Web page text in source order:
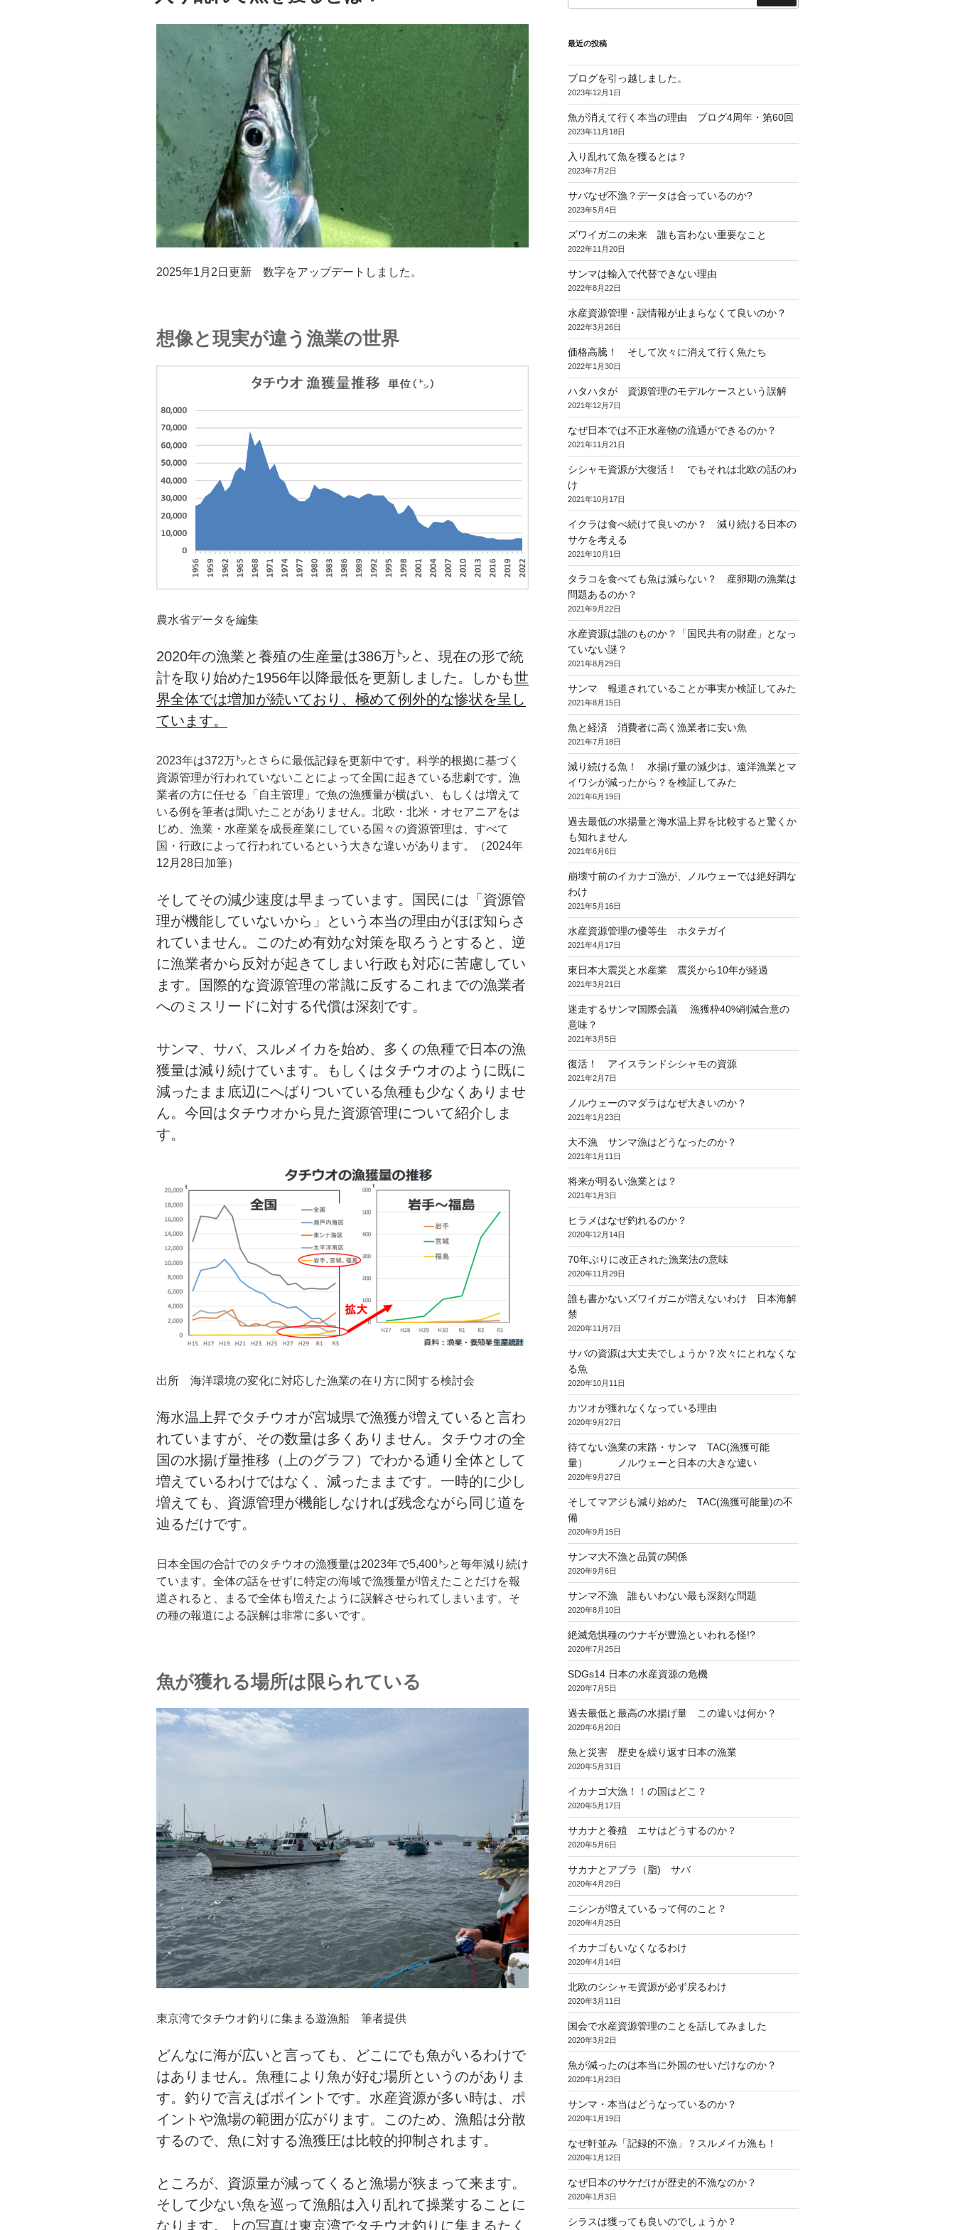
2025年1月2日更新 数字をアップデートしました。
想像と現実が違う漁業の世界
農水省データを編集
2020年の漁業と養殖の生産量は386万㌧と、現在の形で統
計を取り始めた1956年以降最低を更新しました。しかも世
界全体では増加が続いており、極めて例外的な惨状を呈し
ています。
2023年は372万㌧とさらに最低記録を更新中です。科学的根拠に基づく
資源管理が行われていないことによって全国に起きている悲劇です。漁
業者の方に任せる「自主管理」で魚の漁獲量が横ばい、もしくは増えて
いる例を筆者は聞いたことがありません。北欧・北米・オセアニアをは
じめ、漁業・水産業を成長産業にしている国々の資源管理は、すべて
国・行政によって行われているという大きな違いがあります。（2024年
12月28日加筆）
そしてその減少速度は早まっています。国民には「資源管
理が機能していないから」という本当の理由がほぼ知らさ
れていません。このため有効な対策を取ろうとすると、逆
に漁業者から反対が起きてしまい行政も対応に苦慮してい
ます。国際的な資源管理の常識に反するこれまでの漁業者
へのミスリードに対する代償は深刻です。
サンマ、サバ、スルメイカを始め、多くの魚種で日本の漁
獲量は減り続けています。もしくはタチウオのように既に
減ったまま底辺にへばりついている魚種も少なくありませ
ん。今回はタチウオから見た資源管理について紹介しま
す。
出所 海洋環境の変化に対応した漁業の在り方に関する検討会
海水温上昇でタチウオが宮城県で漁獲が増えていると言わ
れていますが、その数量は多くありません。タチウオの全
国の水揚げ量推移（上のグラフ）でわかる通り全体として
増えているわけではなく、減ったままです。一時的に少し
増えても、資源管理が機能しなければ残念ながら同じ道を
辿るだけです。
日本全国の合計でのタチウオの漁獲量は2023年で5,400㌧と毎年減り続け
ています。全体の話をせずに特定の海域で漁獲量が増えたことだけを報
道されると、まるで全体も増えたように誤解させられてしまいます。そ
の種の報道による誤解は非常に多いです。
魚が獲れる場所は限られている
東京湾でタチウオ釣りに集まる遊漁船 筆者提供
どんなに海が広いと言っても、どこにでも魚がいるわけで
はありません。魚種により魚が好む場所というのがありま
す。釣りで言えばポイントです。水産資源が多い時は、ポ
イントや漁場の範囲が広がります。このため、漁船は分散
するので、魚に対する漁獲圧は比較的抑制されます。
ところが、資源量が減ってくると漁場が狭まって来ます。
そして少ない魚を巡って漁船は入り乱れて操業することに
なります。上の写真は東京湾でタチウオ釣りに集まるたく
索
最近の投稿
ブログを引っ越しました。
2023年12月1日
魚が消えて行く本当の理由 ブログ4周年・第60回
2023年11月18日
入り乱れて魚を獲るとは？
2023年7月2日
サバなぜ不漁？データは合っているのか?
2023年5月4日
ズワイガニの未来 誰も言わない重要なこと
2022年11月20日
サンマは輸入で代替できない理由
2022年8月22日
水産資源管理・誤情報が止まらなくて良いのか？
2022年3月26日
価格高騰！ そして次々に消えて行く魚たち
2022年1月30日
ハタハタが 資源管理のモデルケースという誤解
2021年12月7日
なぜ日本では不正水産物の流通ができるのか？
2021年11月21日
シシャモ資源が大復活！ でもそれは北欧の話のわ
け
2021年10月17日
イクラは食べ続けて良いのか？ 減り続ける日本の
サケを考える
2021年10月1日
タラコを食べても魚は減らない？ 産卵期の漁業は
問題あるのか？
2021年9月22日
水産資源は誰のものか？「国民共有の財産」となっ
ていない謎？
2021年8月29日
サンマ 報道されていることが事実か検証してみた
2021年8月15日
魚と経済 消費者に高く漁業者に安い魚
2021年7月18日
減り続ける魚！ 水揚げ量の減少は、遠洋漁業とマ
イワシが減ったから？を検証してみた
2021年6月19日
過去最低の水揚量と海水温上昇を比較すると驚くか
も知れません
2021年6月6日
崩壊寸前のイカナゴ漁が、ノルウェーでは絶好調な
わけ
2021年5月16日
水産資源管理の優等生 ホタテガイ
2021年4月17日
東日本大震災と水産業 震災から10年が経過
2021年3月21日
迷走するサンマ国際会議 漁獲枠40%削減合意の
意味？
2021年3月5日
復活！ アイスランドシシャモの資源
2021年2月7日
ノルウェーのマダラはなぜ大きいのか？
2021年1月23日
大不漁 サンマ漁はどうなったのか？
2021年1月11日
将来が明るい漁業とは？
2021年1月3日
ヒラメはなぜ釣れるのか？
2020年12月14日
70年ぶりに改正された漁業法の意味
2020年11月29日
誰も書かないズワイガニが増えないわけ 日本海解
禁
2020年11月7日
サバの資源は大丈夫でしょうか？次々にとれなくな
る魚
2020年10月11日
カツオが獲れなくなっている理由
2020年9月27日
待てない漁業の末路・サンマ TAC(漁獲可能
量） ノルウェーと日本の大きな違い
2020年9月27日
そしてマアジも減り始めた TAC(漁獲可能量)の不
備
2020年9月15日
サンマ大不漁と品質の関係
2020年9月6日
サンマ不漁 誰もいわない最も深刻な問題
2020年8月10日
絶滅危惧種のウナギが豊漁といわれる怪!?
2020年7月25日
SDGs14 日本の水産資源の危機
2020年7月5日
過去最低と最高の水揚げ量 この違いは何か？
2020年6月20日
魚と災害 歴史を繰り返す日本の漁業
2020年5月31日
イカナゴ大漁！！の国はどこ？
2020年5月17日
サカナと養殖 エサはどうするのか？
2020年5月6日
サカナとアブラ（脂) サバ
2020年4月29日
ニシンが増えているって何のこと？
2020年4月25日
イカナゴもいなくなるわけ
2020年4月14日
北欧のシシャモ資源が必ず戻るわけ
2020年3月11日
国会で水産資源管理のことを話してみました
2020年3月2日
魚が減ったのは本当に外国のせいだけなのか？
2020年1月23日
サンマ・本当はどうなっているのか？
2020年1月19日
なぜ軒並み「記録的不漁」？スルメイカ漁も！
2020年1月12日
なぜ日本のサケだけが歴史的不漁なのか？
2020年1月3日
シラスは獲っても良いのでしょうか？